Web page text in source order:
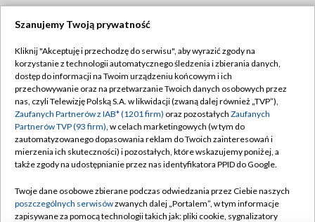
TVP
Abonament TVP
Emisja w TVP
Centrum informacji TVP
Naziemna Telewizja Cyfrowa
Rada Programowa
Regulamin TVP
Polityka prywatności
Moje zgody
Pomoc
Kontakt
Szanujemy Twoją prywatność
Kliknij "Akceptuję i przechodzę do serwisu", aby wyrazić zgody na
korzystanie z technologii automatycznego śledzenia i zbierania danych,
dostęp do informacji na Twoim urządzeniu końcowym i ich
przechowywanie oraz na przetwarzanie Twoich danych osobowych przez
nas, czyli Telewizję Polską S.A. w likwidacji (zwaną dalej również „TVP”),
Zaufanych Partnerów z IAB* (1201 firm) oraz pozostałych Zaufanych
Partnerów TVP (93 firm), w celach marketingowych (w tym do
zautomatyzowanego dopasowania reklam do Twoich zainteresowań i
mierzenia ich skuteczności) i pozostałych, które wskazujemy poniżej, a
także zgody na udostępnianie przez nas identyfikatora PPID do Google.
Twoje dane osobowe zbierane podczas odwiedzania przez Ciebie naszych
poszczególnych serwisówzwanych dalej „Portalem”, w tym informacje
zapisywane za pomocą technologii takich jak: pliki cookie, sygnalizatory